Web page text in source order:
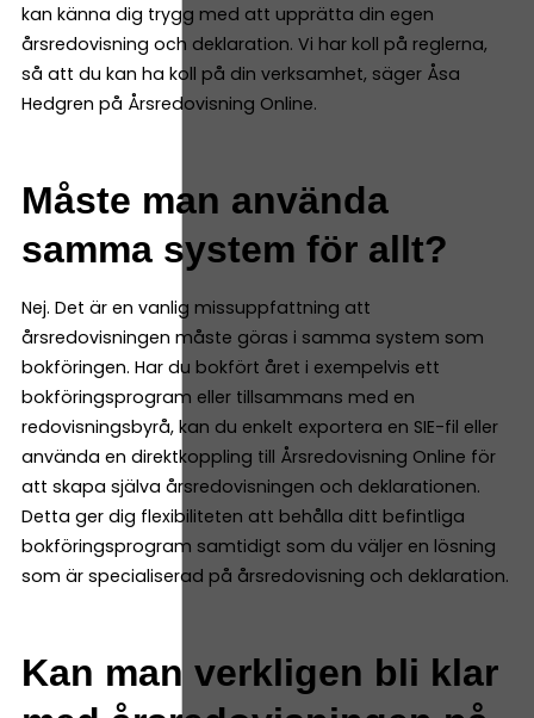
kan känna dig trygg med att upprätta din egen
årsredovisning och deklaration. Vi har koll på reglerna,
så att du kan ha koll på din verksamhet, säger Åsa
Hedgren på Årsredovisning Online.
Måste man använda
samma system för allt?
Nej. Det är en vanlig missuppfattning att
årsredovisningen måste göras i samma system som
bokföringen. Har du bokfört året i exempelvis ett
bokföringsprogram eller tillsammans med en
redovisningsbyrå, kan du enkelt exportera en SIE-fil eller
använda en direktkoppling till Årsredovisning Online för
att skapa själva årsredovisningen och deklarationen.
Detta ger dig flexibiliteten att behålla ditt befintliga
bokföringsprogram samtidigt som du väljer en lösning
som är specialiserad på årsredovisning och deklaration.
Kan man verkligen bli klar